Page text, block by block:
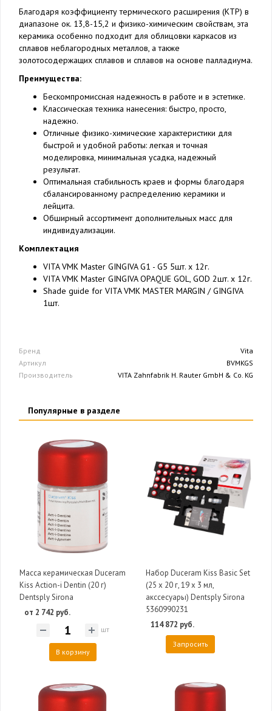
Благодаря коэффициенту термического расширения (КТР) в
диапазоне ок. 13,8-15,2 и физико-химическим свойствам, эта
керамика особенно подходит для облицовки каркасов из
сплавов неблагородных металлов, а также
золотосодержащих сплавов и сплавов на основе палладиума.
Преимущества:
Бескомпромиссная надежность в работе и в эстетике.
Классическая техника нанесения: быстро, просто,
надежно.
Отличные физико-химические характеристики для
быстрой и удобной работы: легкая и точная
моделировка, минимальная усадка, надежный
результат.
Оптимальная стабильность краев и формы благодаря
сбалансированному распределению керамики и
лейцита.
Обширный ассортимент дополнительных масс для
индивидуализации.
Комплектация
VITA VMK Master GINGIVA G1 - G5 5шт. x 12г.
VITA VMK Master GINGIVA OPAQUE GOL, GOD 2шт. x 12г.
Shade guide for VITA VMK MASTER MARGIN / GINGIVA
1шт.
Бренд
Vita
Артикул
BVMKGS
Производитель
VITA Zahnfabrik H. Rauter GmbH & Co. KG
Популярные в разделе
Масса керамическая Duceram
Kiss Action-i Dentin (20 г)
Dentsply Sirona
от 2 742 руб.
шт
В корзину
Набор Duceram Kiss Basic Set
(25 х 20 г, 19 х 3 мл,
акссесуары) Dentsply Sirona
5360990231
114 872 руб.
Запросить